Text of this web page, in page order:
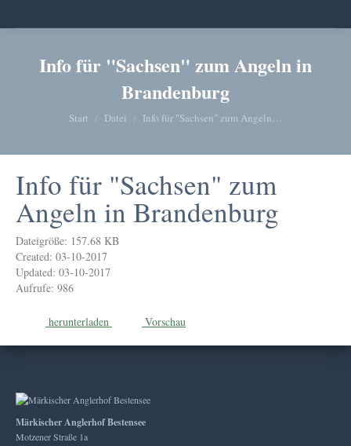
Info für "Sachsen" zum Angeln in
Brandenburg
Sie befinden sich hier:
Start Datei Info für "Sachsen" zum Angeln…
Info für "Sachsen" zum
Angeln in Brandenburg
Dateigröße: 157.68 KB
Created: 03-10-2017
Updated: 03-10-2017
Aufrufe: 986
herunterladen Vorschau
Märkischer Anglerhof Bestensee
Motzener Straße 1a